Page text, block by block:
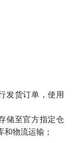
发货订单，使用
储至官方指定仓
物流运输；